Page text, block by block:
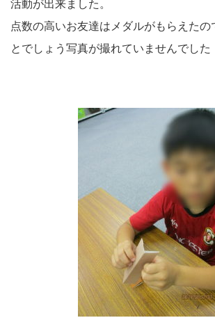
活動が出来ました。
点数の高いお友達はメダルがもらえたの
とでしょう写真が撮れていませんでした